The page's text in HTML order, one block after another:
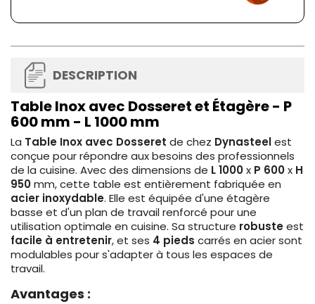
DESCRIPTION
Table Inox avec Dosseret et Étagère - P
600 mm - L 1000 mm
La Table Inox avec Dosseret de chez Dynasteelest
conçue pour répondre aux besoins des professionnels
de la cuisine. Avec des dimensions de L 1000x P 600x H
950mm, cette table est entièrement fabriquée en
acier inoxydable. Elle est équipée d'une étagère
basse et d'un plan de travail renforcé pour une
utilisation optimale en cuisine. Sa structure robusteest
facile à entretenir, et ses 4 pieds carrés en acier sont
modulables pour s'adapter à tous les espaces de
travail.
Avantages :